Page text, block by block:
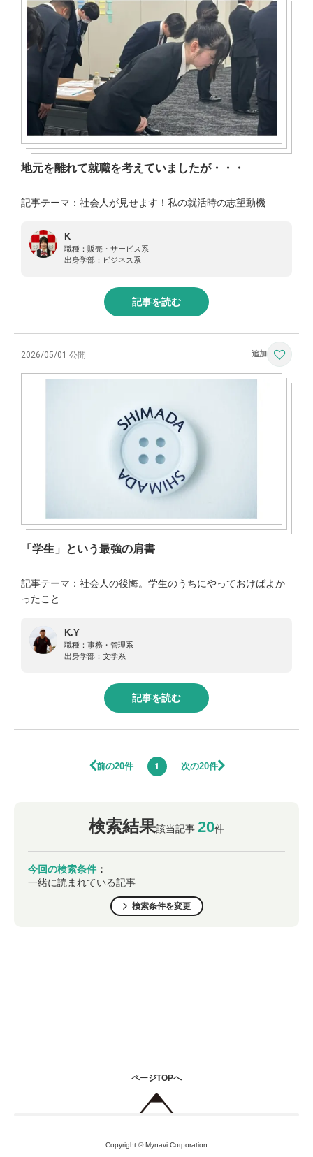
地元を離れて就職を考えていましたが・・・
記事テーマ：社会人が見せます！私の就活時の志望動機
K
職種： 販売・サービス系
出身学部： ビジネス系
記事を読む
2026/05/01 公開
「学生」という最強の肩書
記事テーマ：社会人の後悔。学生のうちにやっておけばよか
ったこと
K.Y
職種： 事務・管理系
出身学部： 文学系
記事を読む
前の20件 1 次の20件
検索結果該当記事 20件
今回の検索条件 ：
一緒に読まれている記事
検索条件を変更
ページTOPへ
Copyright © Mynavi Corporation